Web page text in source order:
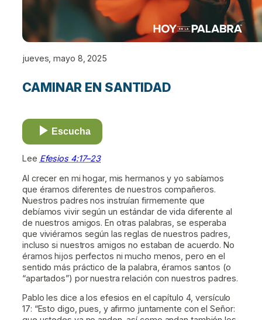
jueves, mayo 8, 2025
CAMINAR EN SANTIDAD
Escucha
Lee Efesios 4:17–23
Al crecer en mi hogar, mis hermanos y yo sabíamos
que éramos diferentes de nuestros compañeros.
Nuestros padres nos instruían firmemente que
debíamos vivir según un estándar de vida diferente al
de nuestros amigos. En otras palabras, se esperaba
que viviéramos según las reglas de nuestros padres,
incluso si nuestros amigos no estaban de acuerdo. No
éramos hijos perfectos ni mucho menos, pero en el
sentido más práctico de la palabra, éramos santos (o
“apartados”) por nuestra relación con nuestros padres.
Pablo les dice a los efesios en el capítulo 4, versículo
17: “Esto digo, pues, y afirmo juntamente con el Señor: